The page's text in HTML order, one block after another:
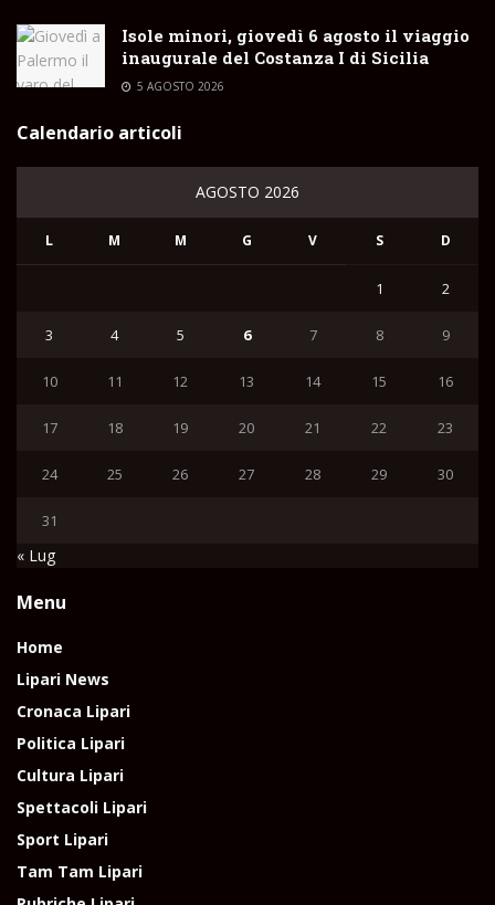
Isole minori, giovedì 6 agosto il viaggio
inaugurale del Costanza I di Sicilia
5 AGOSTO 2026
Calendario articoli
AGOSTO 2026
L M M G V S D
1 2
3 4 5 6 7 8 9
10 11 12 13 14 15 16
17 18 19 20 21 22 23
24 25 26 27 28 29 30
31
« Lug
Menu
Home
Lipari News
Cronaca Lipari
Politica Lipari
Cultura Lipari
Spettacoli Lipari
Sport Lipari
Tam Tam Lipari